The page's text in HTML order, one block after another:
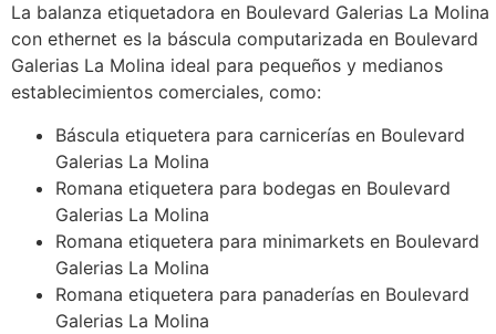
La balanza etiquetadora en Boulevard Galerias La Molina
con ethernet es la báscula computarizada en Boulevard
Galerias La Molina ideal para pequeños y medianos
establecimientos comerciales, como:
Báscula etiquetera para carnicerías en Boulevard
Galerias La Molina
Romana etiquetera para bodegas en Boulevard
Galerias La Molina
Romana etiquetera para minimarkets en Boulevard
Galerias La Molina
Romana etiquetera para panaderías en Boulevard
Galerias La Molina